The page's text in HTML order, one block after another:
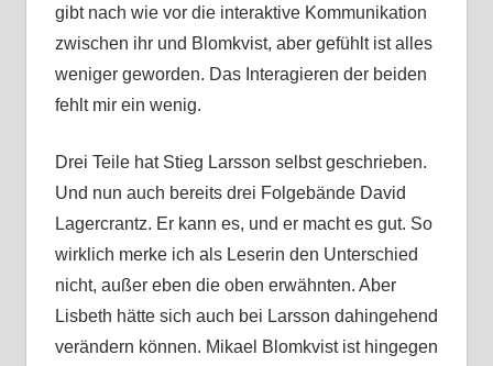
gibt nach wie vor die interaktive Kommunikation
zwischen ihr und Blomkvist, aber gefühlt ist alles
weniger geworden. Das Interagieren der beiden
fehlt mir ein wenig.
Drei Teile hat Stieg Larsson selbst geschrieben.
Und nun auch bereits drei Folgebände David
Lagercrantz. Er kann es, und er macht es gut. So
wirklich merke ich als Leserin den Unterschied
nicht, außer eben die oben erwähnten. Aber
Lisbeth hätte sich auch bei Larsson dahingehend
verändern können. Mikael Blomkvist ist hingegen